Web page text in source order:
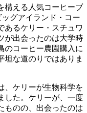
構える人気コーヒーブ
ッグアイランド・コー
あるケリー・スチュワ
が出会ったのは大学時
のコーヒー農園購入に
坦な道のりではありま
、ケリーが生物科学を
した。ケリーが、一度
ものの、出会ったのは